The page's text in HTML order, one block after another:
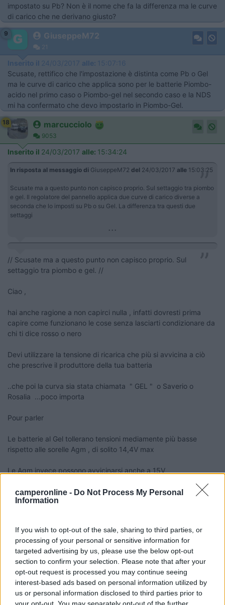
camperonline - Do Not Process My Personal
Information
If you wish to opt-out of the sale, sharing to third parties, or
processing of your personal or sensitive information for
targeted advertising by us, please use the below opt-out
section to confirm your selection. Please note that after your
opt-out request is processed you may continue seeing
interest-based ads based on personal information utilized by
us or personal information disclosed to third parties prior to
your opt-out. You may separately opt-out of the further
impostato su Pb? Non è il nome che fa la differenza ma le curve
di carico che ne derivano giusto?
9 GiuseppeM72
21
Inserito il 24/03/2017 alle: 15:07:16
Scusate, rettifico che l'impostazione è distinta come Pb o Gel
ma le curve di carico che applica sono per le batterie Piombo-
acido nel primo caso o Piombo-gel nel secondo caso e la NDS
mi ha confermato che devo impostarlo in Piombo-Gel.
18 marcucciolo
9053
Inserito il 24/03/2017 alle: 15:34:24
In risposta al messaggio di GiuseppeM72 del 24/03/2017 alle 15:03:25
Scusate ma a questo punto non capisco proprio. Sul settaggio tra piombo
e gel. Il regolatore del pannello applica due curve di carico diverse a
seconda che lo imposti su Pb o su Gel. La differenza tra questi due
settaggi
...
// Scusate ma a questo punto non capisco proprio. Sul
settaggio tra piombo e gel. //
Ciao ,
hai anche ragione a non capirci nulla , infatti dovresti prima
capire come funzionano le cose senza lasciarti condizionare da
chi ti dice rosso o nero
Devi utilizzare la tensione di ricarica che più si avvicina a ciò
che prescrive il produttore della tua batteria
..che poi la curva sia stata chiamata " GEL " o Saverio o
Rosalia ...poco importa
Pour parler
Le batterie al Gel tollerano tensioni mediamente più basse
rispetto alle sorelle Agm , di solito 14,4V max
Le Agm invece possono avvicinarsi anche a 15V
Tutte le batterie al piombo si ricaricano comunque anche con
13,8V ....solo questione di tempo è
Mar..cucciolo
Giovanni
13575
24/03/2017 alle:
15:38:58
Settaggio del regolatore di carica. Avevo il tuo stesso problema